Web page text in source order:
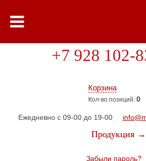
Корзина
Кол-во позиций: 0
+7 928 102-
Ежедневно с 09-00 до 19-00
Продукция →
Забыли пароль?